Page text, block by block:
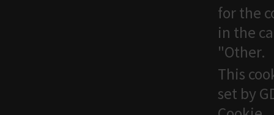
for the
in the
"Other.
This
set by